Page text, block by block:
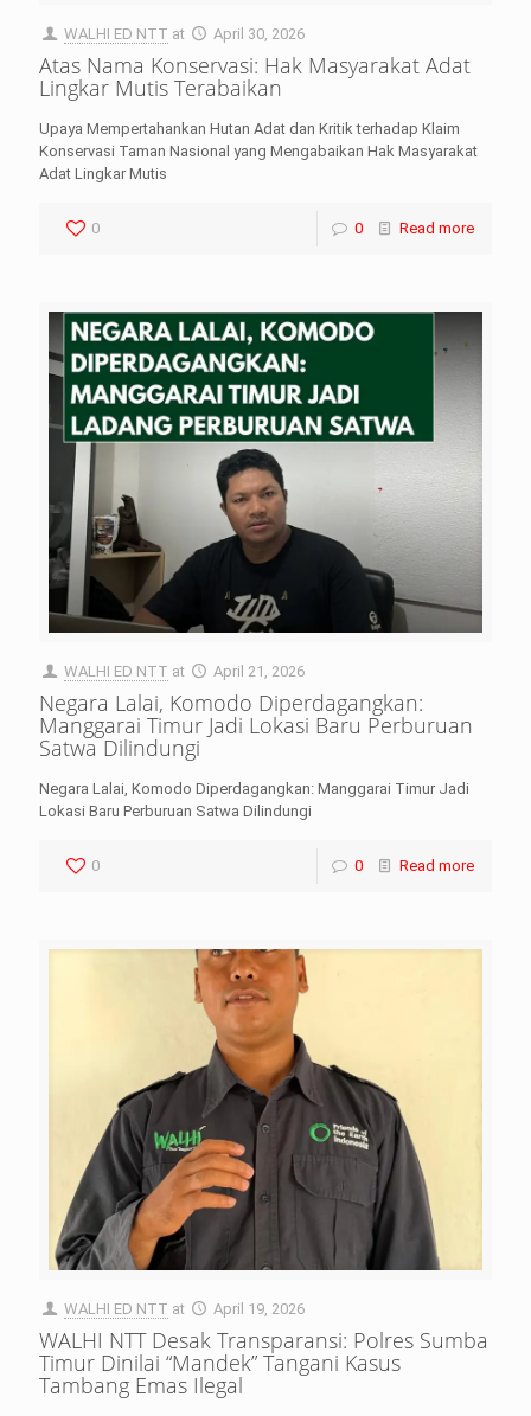
WALHI ED NTT at April 30, 2026
Atas Nama Konservasi: Hak Masyarakat Adat
Lingkar Mutis Terabaikan
Upaya Mempertahankan Hutan Adat dan Kritik terhadap Klaim
Konservasi Taman Nasional yang Mengabaikan Hak Masyarakat
Adat Lingkar Mutis
0 0 Read more
WALHI ED NTT at April 21, 2026
Negara Lalai, Komodo Diperdagangkan:
Manggarai Timur Jadi Lokasi Baru Perburuan
Satwa Dilindungi
Negara Lalai, Komodo Diperdagangkan: Manggarai Timur Jadi
Lokasi Baru Perburuan Satwa Dilindungi
0 0 Read more
WALHI ED NTT at April 19, 2026
WALHI NTT Desak Transparansi: Polres Sumba
Timur Dinilai “Mandek” Tangani Kasus
Tambang Emas Ilegal